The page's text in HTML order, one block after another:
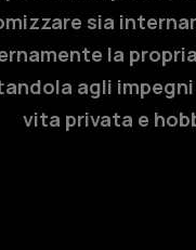
sia
la
agli
vita privata e